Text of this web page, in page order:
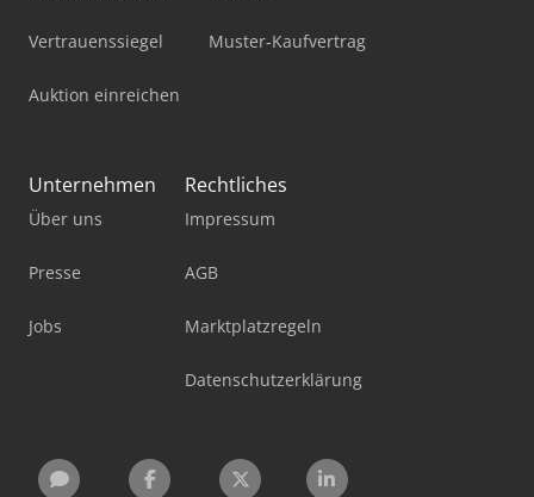
Vertrauenssiegel
Auktion einreichen
Muster-Kaufvertrag
Unternehmen
Über uns
Presse
Jobs
Rechtliches
Impressum
AGB
Marktplatzregeln
Datenschutzerklärung